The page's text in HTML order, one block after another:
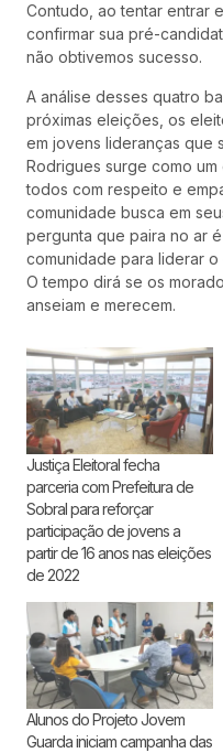
Contudo, ao tentar entrar
confirmar sua pré-
não obtivemos sucesso.
A análise desses quatro
próximas eleições, os
em jovens lideranças que
Rodrigues surge como
todos com respeito e
comunidade busca em
pergunta que paira no ar
comunidade para liderar
O tempo dirá se os
anseiam e merecem.
Justiça Eleitoral fecha
parceria com Prefeitura de
Sobral para reforçar
participação de jovens a
partir de 16 anos nas eleições
de 2022
Alunos do Projeto Jovem
Guarda iniciam campanha das